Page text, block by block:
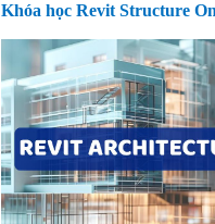
Khóa học Revit Structure